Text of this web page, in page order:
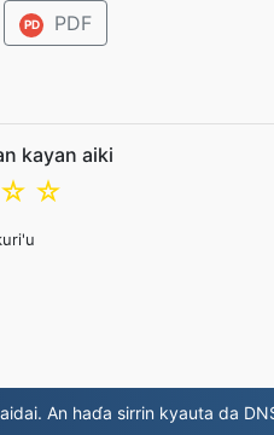
PD PDF
kayan aiki
☆
☆
An haɗa sirrin kyauta da